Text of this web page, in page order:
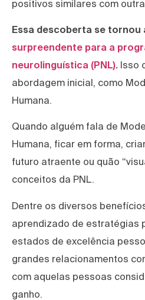
positivos similares com
Essa descoberta se tornou
surpreendente para a
neurolinguística (PNL). Isso
abordagem inicial, como
Humana.
Quando alguém fala de
Humana, ficar em forma,
futuro atraente ou quão
conceitos da PNL.
Dentre os diversos
aprendizado de estratégias
estados de excelência
grandes relacionamentos
com aquelas pessoas
ganho.